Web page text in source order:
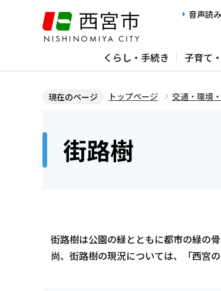
ジ
音声読
くらし・手続き 子育て
現在のページ トップページ 交通・環境
街路樹
街路樹は公園の緑とともに都市の緑の
尚、街路樹の現況については、「西宮